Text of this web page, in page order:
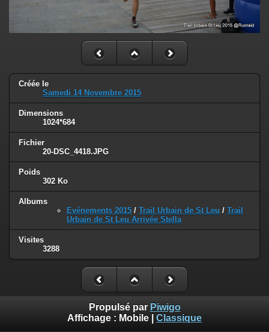
Créée le
Samedi 14 Novembre 2015
Dimensions
1024*684
Fichier
20-DSC_4418.JPG
Poids
302 Ko
Albums
Evénements 2015 / Trail Urbain de St Leu / Trail
Urbain de St Leu Arrivée Stella
Visites
3288
Propulsé par Piwigo
Affichage : Mobile Classique